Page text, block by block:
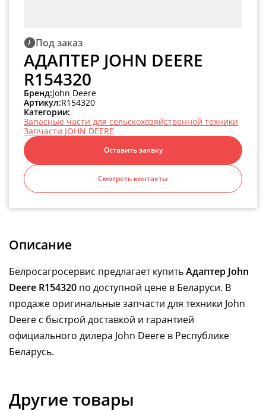
Под заказ
АДАПТЕР JOHN DEERE
R154320
Бренд:John Deere
Артикул:R154320
Категории:
Запасные части для сельскохозяйственной техники
Запчасти JOHN DEERE
Оставить заявку
Смотреть контакты
Описание
Белросагросервис предлагает купитьАдаптер John
Deere R154320 по доступной цене в Беларуси. В
продаже оригинальные запчасти для техники John
Deere с быстрой доставкой и гарантией
официального дилера John Deere в Республике
Беларусь.
Другие товары